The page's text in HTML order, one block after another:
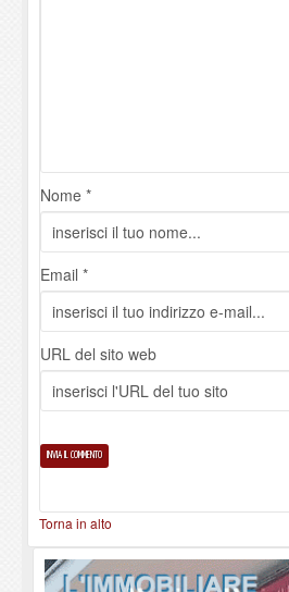
Nome *
Email *
URL del sito web
Torna in alto